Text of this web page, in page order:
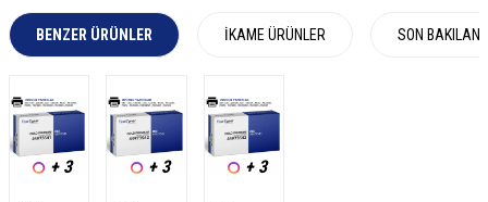
BENZER ÜRÜNLER İKAME ÜRÜNLER SON
+ 3 + 3 + 3